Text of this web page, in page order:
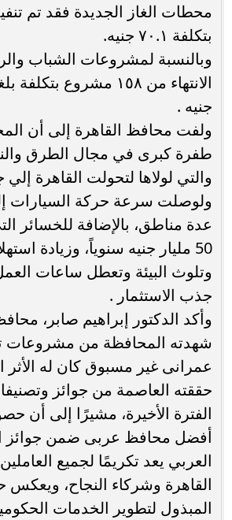
بتكلفة ٧٠.١ جنيه.
وبالنسبة لمشروعات الشباب
جنيه .
ولفت محافظ القاهرة إلى أن
طفرة كبرى في مجال الطرق
والتي لولاها لتحولت القاهرة إلي
ولوصلت سرعة حركة السيارات
عدة مناطق، بالإضافة للخسائر
50 مليار جنيه سنوياً، وزيادة
وتلوث البيئة وتعطل ساعات
جذب الاستثمار .
وأكد الدكتور إبراهيم صابر،
شهدته المحافظة من مشروعات
عمرانى غير مسبوق كان له الأثر
حققته العاصمة من جوائز
الفترة الأخيرة، مشيرًا إلى أن
أفضل محافظ عربى ضمن جوائز
العربي يعد تكريمًا لجميع
القاهرة وشركاء النجاح، ويعكس
المبذول لتطوير الخدمات